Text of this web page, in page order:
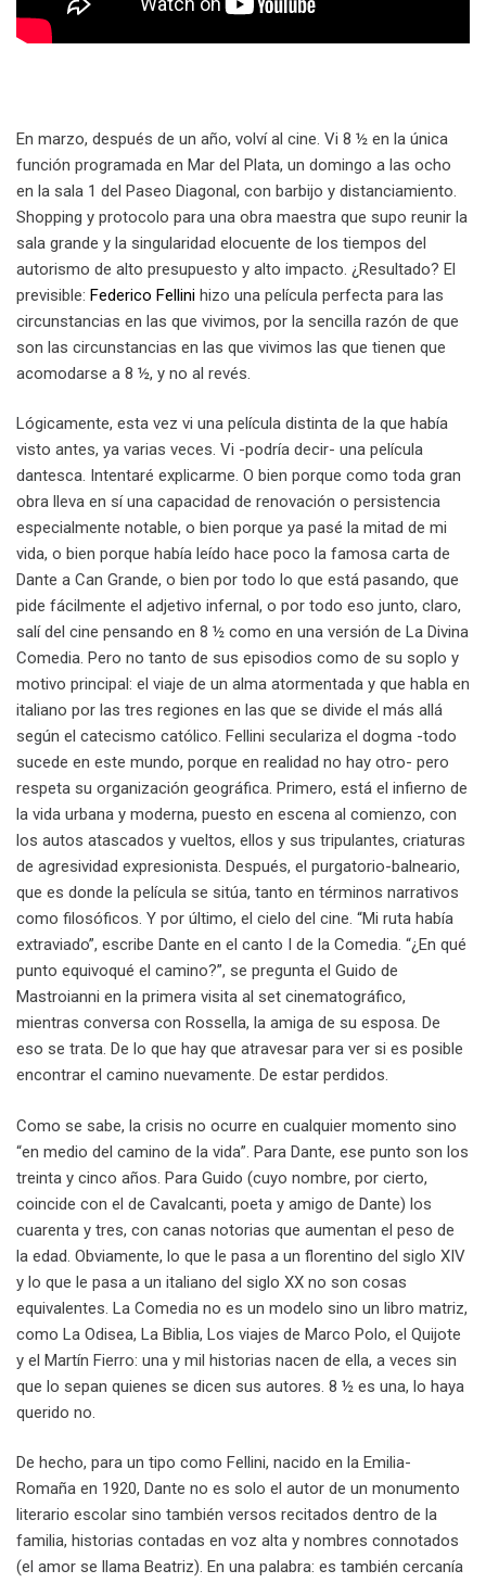
En marzo, después de un año, volví al cine. Vi 8 ½ en la única
función programada en Mar del Plata, un domingo a las ocho
en la sala 1 del Paseo Diagonal, con barbijo y distanciamiento.
Shopping y protocolo para una obra maestra que supo reunir la
sala grande y la singularidad elocuente de los tiempos del
autorismo de alto presupuesto y alto impacto. ¿Resultado? El
previsible: Federico Fellini hizo una película perfecta para las
circunstancias en las que vivimos, por la sencilla razón de que
son las circunstancias en las que vivimos las que tienen que
acomodarse a 8 ½, y no al revés.
Lógicamente, esta vez vi una película distinta de la que había
visto antes, ya varias veces. Vi -podría decir- una película
dantesca. Intentaré explicarme. O bien porque como toda gran
obra lleva en sí una capacidad de renovación o persistencia
especialmente notable, o bien porque ya pasé la mitad de mi
vida, o bien porque había leído hace poco la famosa carta de
Dante a Can Grande, o bien por todo lo que está pasando, que
pide fácilmente el adjetivo infernal, o por todo eso junto, claro,
salí del cine pensando en 8 ½ como en una versión de La Divina
Comedia. Pero no tanto de sus episodios como de su soplo y
motivo principal: el viaje de un alma atormentada y que habla en
italiano por las tres regiones en las que se divide el más allá
según el catecismo católico. Fellini seculariza el dogma -todo
sucede en este mundo, porque en realidad no hay otro- pero
respeta su organización geográfica. Primero, está el infierno de
la vida urbana y moderna, puesto en escena al comienzo, con
los autos atascados y vueltos, ellos y sus tripulantes, criaturas
de agresividad expresionista. Después, el purgatorio-balneario,
que es donde la película se sitúa, tanto en términos narrativos
como filosóficos. Y por último, el cielo del cine. “Mi ruta había
extraviado”, escribe Dante en el canto I de la Comedia. “¿En qué
punto equivoqué el camino?”, se pregunta el Guido de
Mastroianni en la primera visita al set cinematográfico,
mientras conversa con Rossella, la amiga de su esposa. De
eso se trata. De lo que hay que atravesar para ver si es posible
encontrar el camino nuevamente. De estar perdidos.
Como se sabe, la crisis no ocurre en cualquier momento sino
“en medio del camino de la vida”. Para Dante, ese punto son los
treinta y cinco años. Para Guido (cuyo nombre, por cierto,
coincide con el de Cavalcanti, poeta y amigo de Dante) los
cuarenta y tres, con canas notorias que aumentan el peso de
la edad. Obviamente, lo que le pasa a un florentino del siglo XIV
y lo que le pasa a un italiano del siglo XX no son cosas
equivalentes. La Comedia no es un modelo sino un libro matriz,
como La Odisea, La Biblia, Los viajes de Marco Polo, el Quijote
y el Martín Fierro: una y mil historias nacen de ella, a veces sin
que lo sepan quienes se dicen sus autores. 8 ½ es una, lo haya
querido no.
De hecho, para un tipo como Fellini, nacido en la Emilia-
Romaña en 1920, Dante no es solo el autor de un monumento
literario escolar sino también versos recitados dentro de la
familia, historias contadas en voz alta y nombres connotados
(el amor se llama Beatriz). En una palabra: es también cercanía